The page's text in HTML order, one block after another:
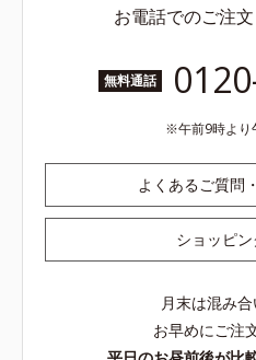
お電話でのご注
無料通話
午前9時よ
よくあるご質問
ショッピ
月末は混み
お早めにご注